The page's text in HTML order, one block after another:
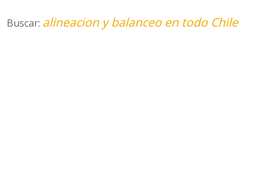
Buscar: alineacion y balanceo en todo Chile